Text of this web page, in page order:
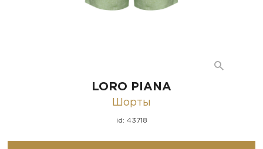
LORO PIANA
Шорты
id: 43718